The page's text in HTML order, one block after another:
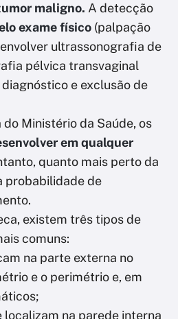
maligno. A detecção
exame físico (palpação
ultrassonografia de
pélvica transvaginal
e exclusão de
Ministério da Saúde, os
em qualquer
quanto mais perto da
probabilidade de
existem três tipos de
comuns:
na parte externa no
e o perimétrio e, em
localizam na parede interna